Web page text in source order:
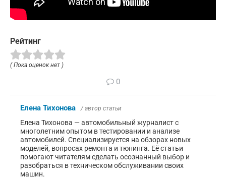
Рейтинг
( Пока оценок нет )
0
Елена Тихонова / автор статьи
Елена Тихонова — автомобильный журналист с
многолетним опытом в тестировании и анализе
автомобилей. Специализируется на обзорах новых
моделей, вопросах ремонта и тюнинга. Её статьи
помогают читателям сделать осознанный выбор и
разобраться в техническом обслуживании своих
машин.